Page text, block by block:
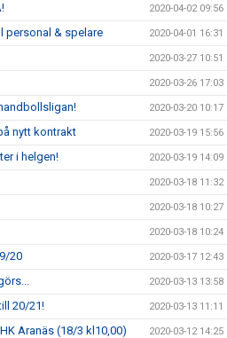
2020-04-02 09:56
personal & spelare 2020-04-01 16:31
2020-03-27 10:51
2020-03-26 17:03
2020-03-20 10:17
nytt kontrakt 2020-03-19 15:56
i helgen! 2020-03-19 14:09
2020-03-18 11:32
2020-03-18 10:27
2020-03-18 10:24
20 2020-03-17 12:43
2020-03-13 13:58
20/21! 2020-03-13 11:11
Aranäs (18/3 kl10,00) 2020-03-12 14:25